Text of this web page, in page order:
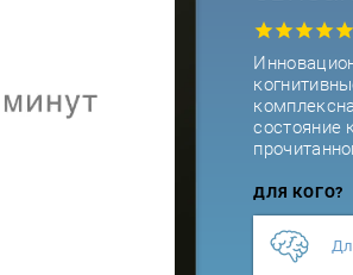
состояние
ДЛЯ КОГО?